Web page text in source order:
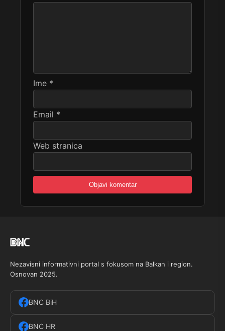
Ime *
Email *
Web stranica
Nezavisni informativni portal s fokusom na Balkan i region.
Osnovan 2025.
BNC BiH
BNC HR